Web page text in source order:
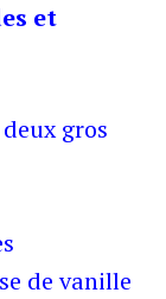
et
gros
de vanille